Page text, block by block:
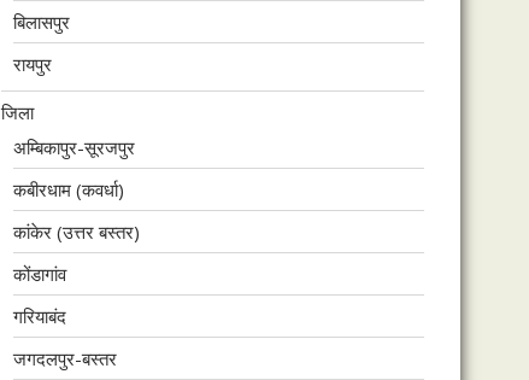
बिलासपुर
रायपुर
जिला
अम्बिकापुर-सूरजपुर
कबीरधाम (कवर्धा)
कांकेर (उत्तर बस्तर)
कोंडागांव
गरियाबंद
जगदलपुर-बस्तर